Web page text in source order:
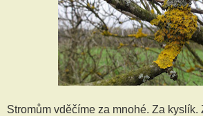
Stromům vděčíme za mnohé. Za kyslík.